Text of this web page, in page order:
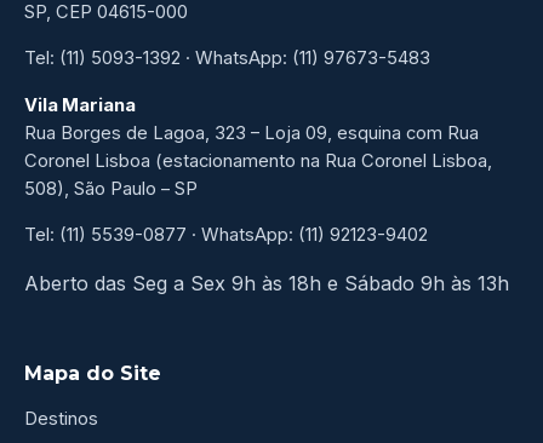
SP, CEP 04615-000
Tel: (11) 5093-1392 · WhatsApp: (11) 97673-5483
Vila Mariana
Rua Borges de Lagoa, 323 – Loja 09, esquina com Rua
Coronel Lisboa (estacionamento na Rua Coronel Lisboa,
508), São Paulo – SP
Tel: (11) 5539-0877 · WhatsApp: (11) 92123-9402
Aberto das Seg a Sex 9h às 18h e Sábado 9h às 13h
Mapa do Site
Destinos